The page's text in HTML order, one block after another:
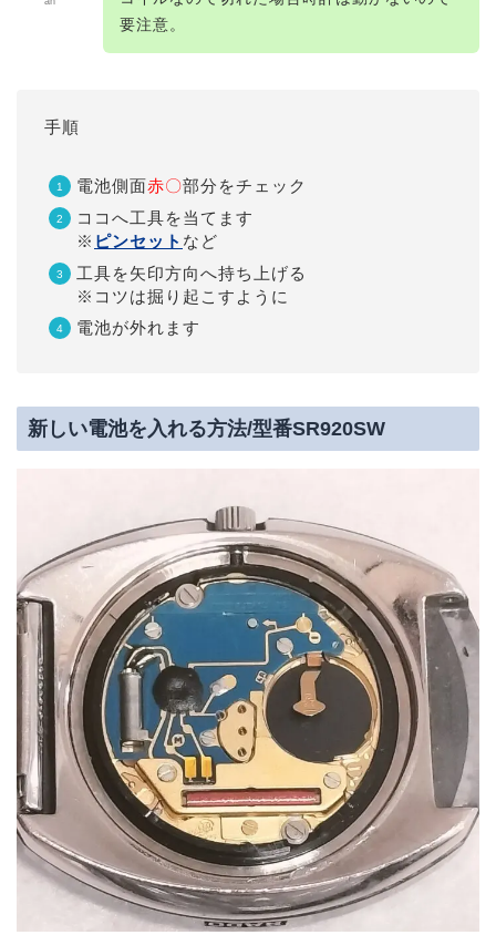
要注意。
手順
電池側面赤〇部分をチェック
ココへ工具を当てます
※ ピンセット など
工具を矢印方向へ持ち上げる
※コツは掘り起こすように
電池が外れます
新しい電池を入れる方法/型番SR920SW